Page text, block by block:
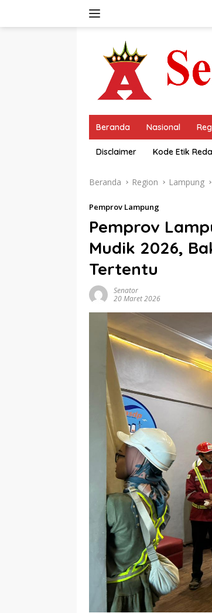
Beranda Nasional
Disclaimer Kode Etik
Beranda Region Lampung
Pemprov Lampung
Pemprov
Mudik 2026,
Tertentu
Senator
20 Maret 2026